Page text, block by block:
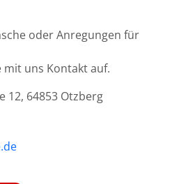
oder Anregungen für
mit uns Kontakt auf.
12, 64853 Otzberg